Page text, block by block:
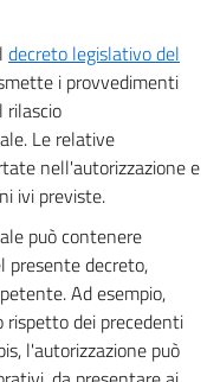
DELLE ACQUE
decreto legislativo del
i provvedimenti
Le relative
nell'autorizzazione e
ivi previste.
può contenere
presente decreto,
Ad esempio,
dei precedenti
l'autorizzazione può